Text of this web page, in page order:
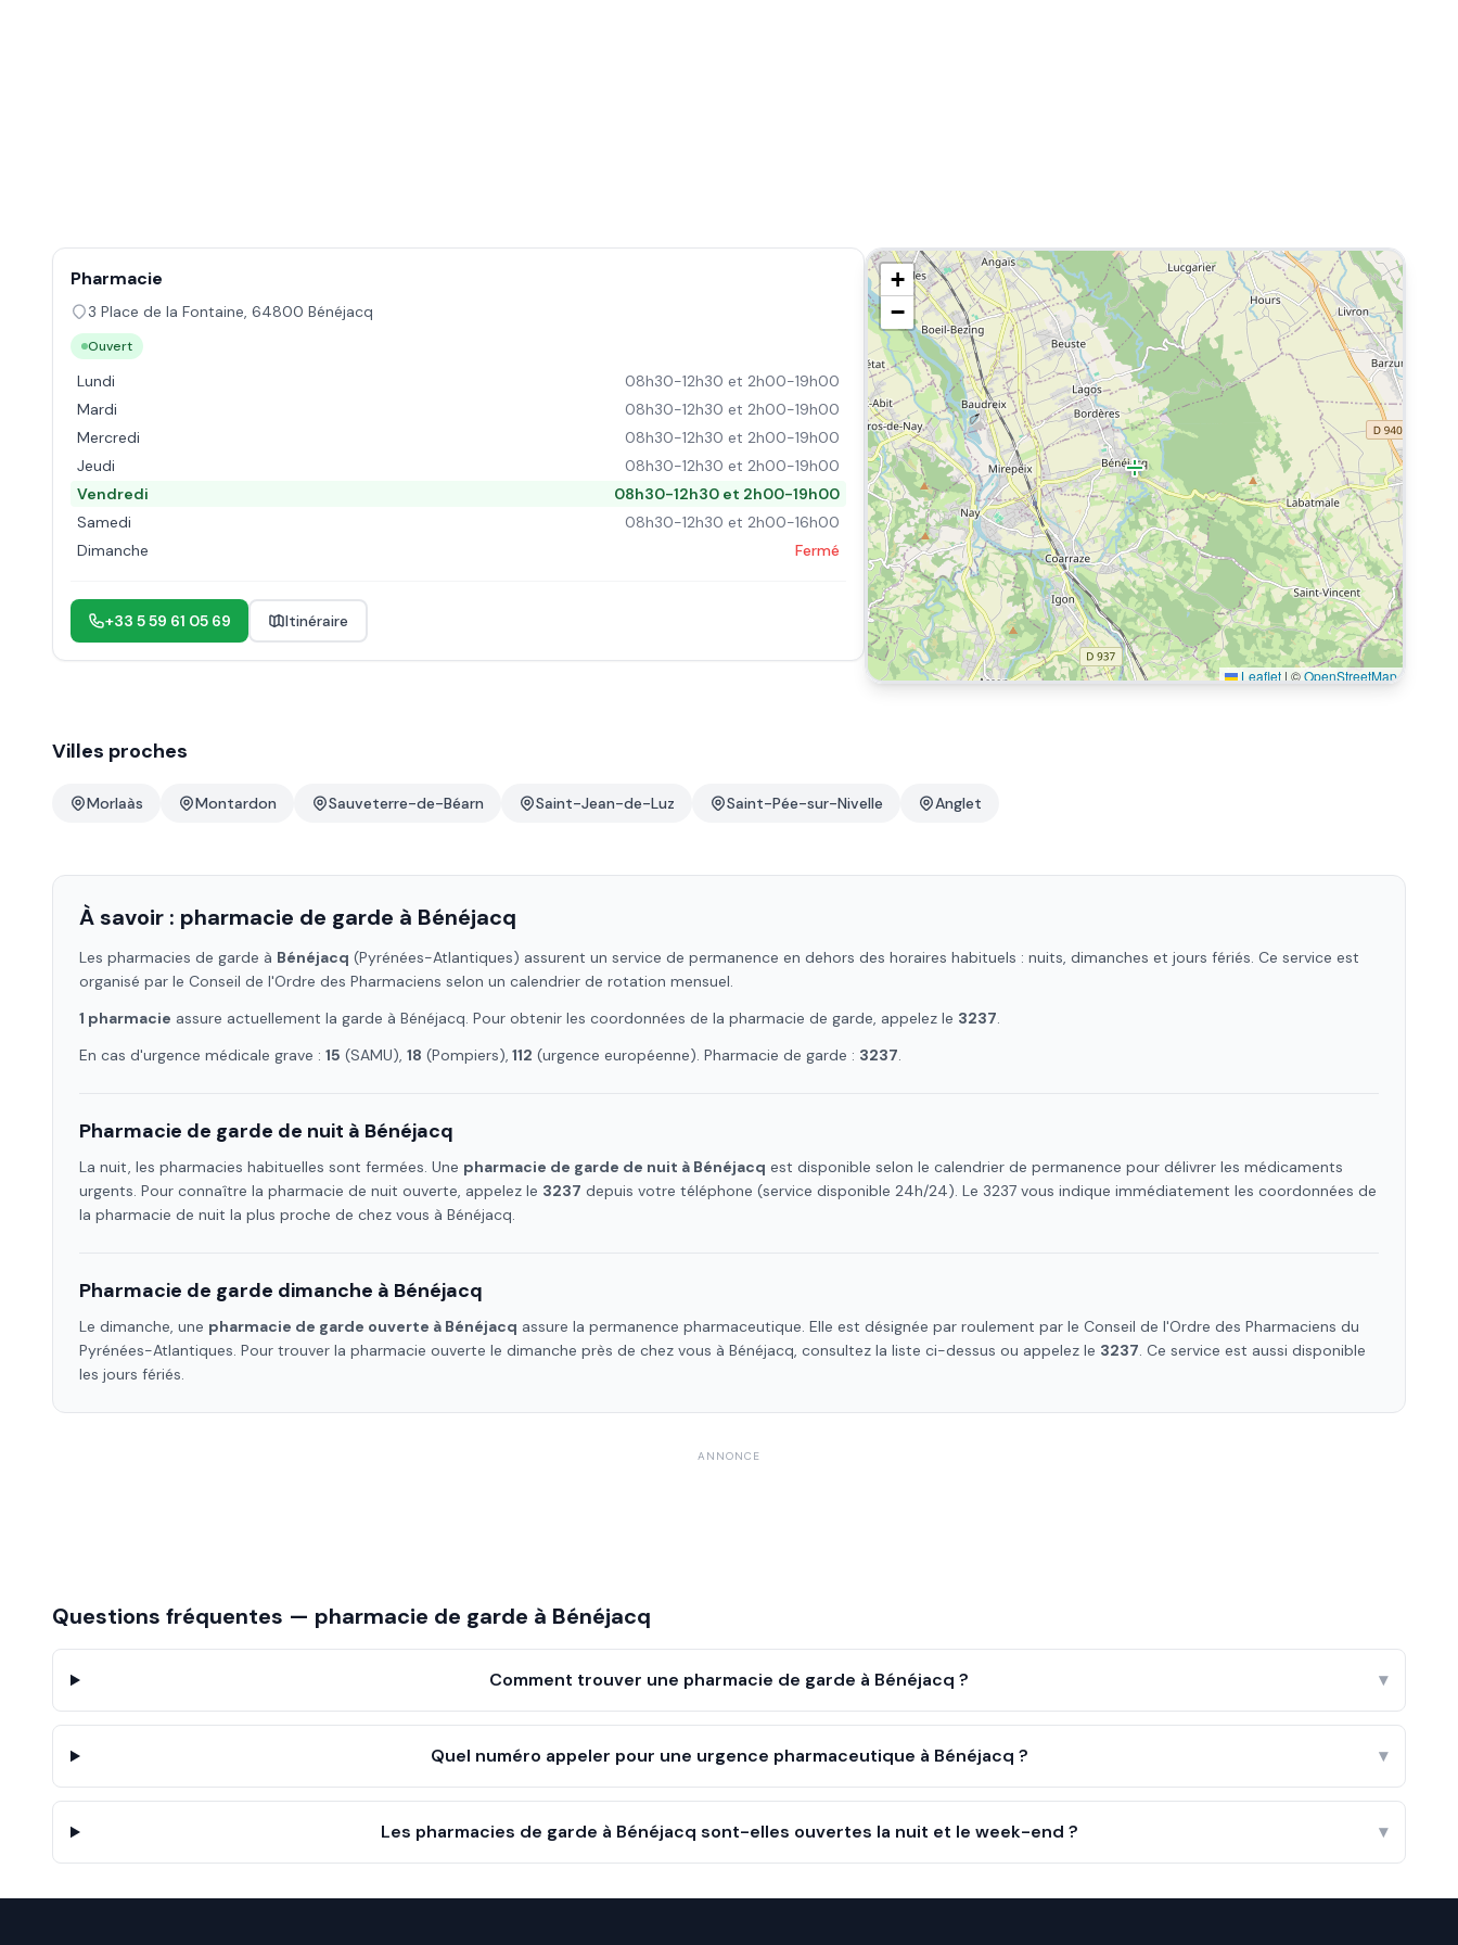
Pharmacie
3 Place de la Fontaine, 64800 Bénéjacq
Ouvert
Lundi
08h30-12h30 et 2h00-19h00
Mardi
08h30-12h30 et 2h00-19h00
Mercredi
08h30-12h30 et 2h00-19h00
Jeudi
08h30-12h30 et 2h00-19h00
Vendredi
08h30-12h30 et 2h00-19h00
Samedi
08h30-12h30 et 2h00-16h00
Dimanche
Fermé
+33 5 59 61 05 69 Itinéraire
+
−
Leaflet | ©OpenStreetMap
Villes proches
Morlaàs Montardon Sauveterre-de-Béarn Saint-Jean-de-Luz Saint-Pée-sur-Nivelle Anglet
À savoir : pharmacie de garde à Bénéjacq
Les pharmacies de garde à Bénéjacq (Pyrénées-Atlantiques) assurent un service de permanence en dehors des horaires habituels : nuits, dimanches et jours fériés. Ce service est
organisé par le Conseil de l'Ordre des Pharmaciens selon un calendrier de rotation mensuel.
1 pharmacie assure actuellement la garde à Bénéjacq. Pour obtenir les coordonnées de la pharmacie de garde, appelez le 3237.
En cas d'urgence médicale grave : 15 (SAMU), 18 (Pompiers), 112 (urgence européenne). Pharmacie de garde : 3237.
Pharmacie de garde de nuit à Bénéjacq
La nuit, les pharmacies habituelles sont fermées. Une pharmacie de garde de nuit à Bénéjacq est disponible selon le calendrier de permanence pour délivrer les médicaments
urgents. Pour connaître la pharmacie de nuit ouverte, appelez le 3237 depuis votre téléphone (service disponible 24h/24). Le 3237 vous indique immédiatement les coordonnées de
la pharmacie de nuit la plus proche de chez vous à Bénéjacq.
Pharmacie de garde dimanche à Bénéjacq
Le dimanche, une pharmacie de garde ouverte à Bénéjacq assure la permanence pharmaceutique. Elle est désignée par roulement par le Conseil de l'Ordre des Pharmaciens du
Pyrénées-Atlantiques. Pour trouver la pharmacie ouverte le dimanche près de chez vous à Bénéjacq, consultez la liste ci-dessus ou appelez le 3237. Ce service est aussi disponible
les jours fériés.
ANNONCE
Questions fréquentes — pharmacie de garde à Bénéjacq
Comment trouver une pharmacie de garde à Bénéjacq ? ▾
Quel numéro appeler pour une urgence pharmaceutique à Bénéjacq ? ▾
Les pharmacies de garde à Bénéjacq sont-elles ouvertes la nuit et le week-end ? ▾